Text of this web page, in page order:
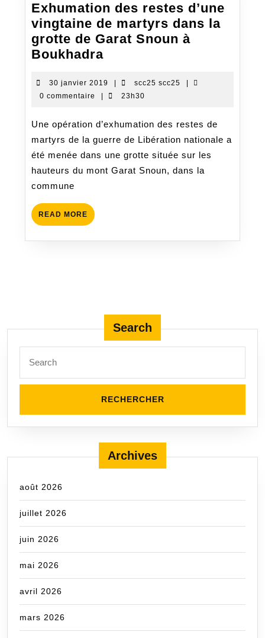
Exhumation des restes d’une
vingtaine de martyrs dans la
grotte de Garat Snoun à
BoukhadraExhumation
restes
d’une
de
martyrs
dans
la
Snoun
30 janvier 2019
30
janvier
scc25 scc25
scc25
0 commentaire
23h30
Une opération d’exhumation des restes de
martyrs de la guerre de Libération nationale a
été menée dans une grotte située sur les
hauteurs du mont Garat Snoun, dans la
commune
READ MORE READ
MORE
Search
for:
Archives
août 2026
juillet 2026
juin 2026
mai 2026
avril 2026
mars 2026